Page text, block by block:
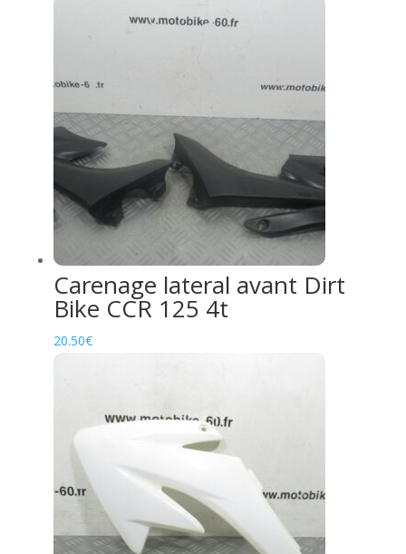
Carenage lateral avant Dirt
Bike CCR 125 4t
20.50€